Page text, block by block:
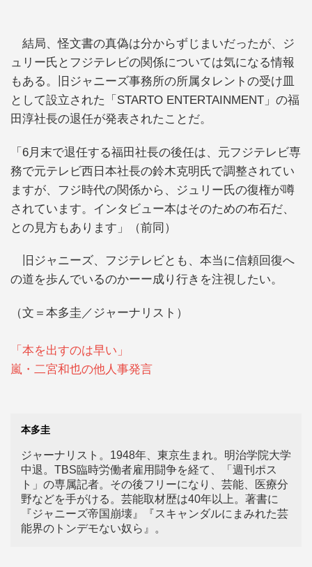
結局、怪文書の真偽は分からずじまいだったが、ジ
ュリー氏とフジテレビの関係については気になる情報
もある。旧ジャニーズ事務所の所属タレントの受け皿
として設立された「STARTO ENTERTAINMENT」の福
田淳社長の退任が発表されたことだ。
「6月末で退任する福田社長の後任は、元フジテレビ専
務で元テレビ西日本社長の鈴木克明氏で調整されてい
ますが、フジ時代の関係から、ジュリー氏の復権が噂
されています。インタビュー本はそのための布石だ、
との見方もあります」（前同）
旧ジャニーズ、フジテレビとも、本当に信頼回復へ
の道を歩んでいるのかーー成り行きを注視したい。
（文＝本多圭／ジャーナリスト）
「本を出すのは早い」
嵐・二宮和也の他人事発言
本多圭
ジャーナリスト。1948年、東京生まれ。明治学院大学
中退。TBS臨時労働者雇用闘争を経て、「週刊ポス
ト」の専属記者。その後フリーになり、芸能、医療分
野などを手がける。芸能取材歴は40年以上。著書に
『ジャニーズ帝国崩壊』『スキャンダルにまみれた芸
能界のトンデモない奴ら』。